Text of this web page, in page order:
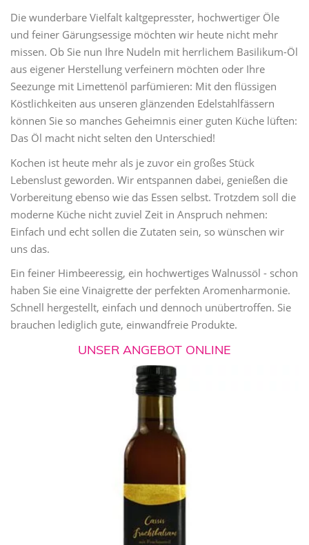
Die wunderbare Vielfalt kaltgepresster, hochwertiger Öle
und feiner Gärungsessige möchten wir heute nicht mehr
missen. Ob Sie nun Ihre Nudeln mit herrlichem Basilikum-Öl
aus eigener Herstellung verfeinern möchten oder Ihre
Seezunge mit Limettenöl parfümieren: Mit den flüssigen
Köstlichkeiten aus unseren glänzenden Edelstahlfässern
können Sie so manches Geheimnis einer guten Küche lüften:
Das Öl macht nicht selten den Unterschied!
Kochen ist heute mehr als je zuvor ein großes Stück
Lebenslust geworden. Wir entspannen dabei, genießen die
Vorbereitung ebenso wie das Essen selbst. Trotzdem soll die
moderne Küche nicht zuviel Zeit in Anspruch nehmen:
Einfach und echt sollen die Zutaten sein, so wünschen wir
uns das.
Ein feiner Himbeeressig, ein hochwertiges Walnussöl - schon
haben Sie eine Vinaigrette der perfekten Aromenharmonie.
Schnell hergestellt, einfach und dennoch unübertroffen. Sie
brauchen lediglich gute, einwandfreie Produkte.
UNSER ANGEBOT ONLINE